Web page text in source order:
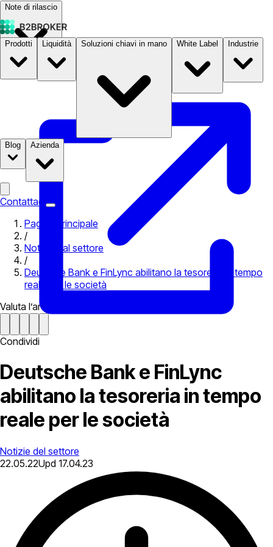
Note di rilascio
PrezziB2STORE
Prodotti Liquidità Soluzioni chiavi in mano White Label Industrie
Blog Azienda
Contattaci
Pagina principale
/
Notizie dal settore
/
Deutsche Bank e FinLync abilitano la tesoreria in tempo
reale per le società
Valuta l’articolo
Condividi
Deutsche Bank e FinLync
abilitano la tesoreria in tempo
reale per le società
Notizie del settore
22.05.22Upd 17.04.23